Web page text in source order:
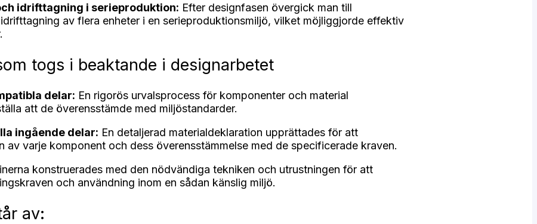
idrifttagning i serieproduktion: Efter designfasen övergick man till
av flera enheter i en serieproduktionsmiljö, vilket möjliggjorde effektiv
togs i beaktande i designarbetet
delar: En rigorös urvalsprocess för komponenter och material
att de överensstämde med miljöstandarder.
ingående delar: En detaljerad materialdeklaration upprättades för att
av varje komponent och dess överensstämmelse med de specificerade kraven.
konstruerades med den nödvändiga tekniken och utrustningen för att
och användning inom en sådan känslig miljö.
av: